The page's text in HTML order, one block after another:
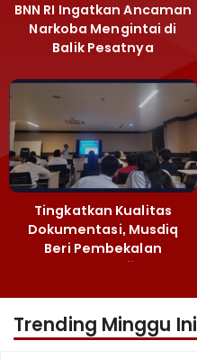
BNN RI Ingatkan Ancaman
Narkoba Mengintai di
Balik Pesatnya
Majalengka
Tingkatkan Kualitas
Dokumentasi, Musdiq
Beri Pembekalan
Fotografi ‎
Trending Minggu Ini